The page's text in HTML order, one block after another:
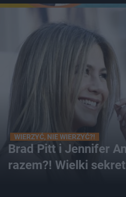
WIERZYĆ, NIE WIERZYĆ?!
Brad Pitt i Jennifer
razem?! Wielki